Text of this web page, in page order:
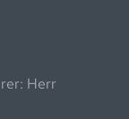
Herr